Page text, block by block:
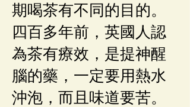
期喝茶有不同的目的。
四百多年前，英國人認
為茶有療效，是提神醒
腦的藥，一定要用熱水
沖泡，而且味道要苦。